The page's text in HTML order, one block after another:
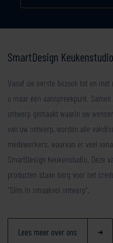
SmartDesign Keukenstudio
Vanaf uw eerste bezoek tot en
u maar één aanspreekpunt.
ontwerp gemaakt waarin uw
van uw ontwerp, worden alle
medewerkers, waarvan er veel
SmartDesign Keukenstudio. Deze
producten staan borg voor het
“Slim in smaakvol ontwerp”.
Lees meer over ons